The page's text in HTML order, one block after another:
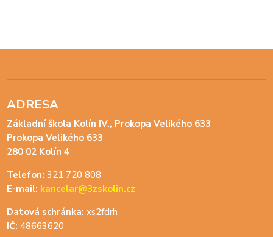
ADRESA
Základní škola Kolín IV., Prokopa Velikého 633
Prokopa Velikého 633
280 02 Kolín 4
Telefon: 321 720 808
E-mail: kancelar@3zskolin.cz
Datová schránka: xs2fdrh
IČ: 48663620